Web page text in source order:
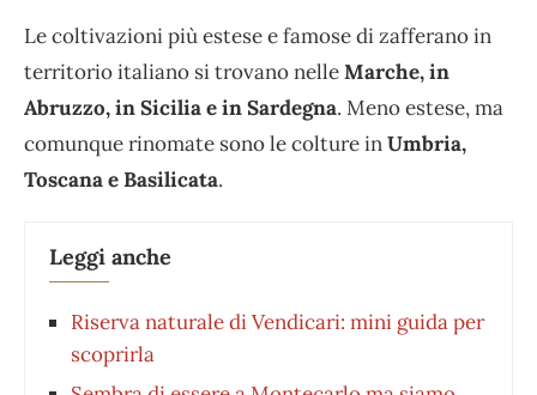
Le coltivazioni più estese e famose di zafferano in
territorio italiano si trovano nelleMarche, in
Abruzzo, in Sicilia e in Sardegna. Meno estese, ma
comunque rinomate sono le colture inUmbria,
Toscana e Basilicata.
Leggi anche
Riserva naturale di Vendicari: mini guida per
scoprirla